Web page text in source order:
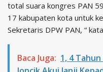
total suara kongres PAN
17 kabupaten kota untuk
Sekretaris DPW PAN, “
Baca Juga: 1, 4